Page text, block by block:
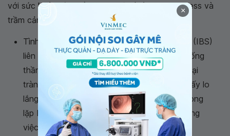
với sức khỏe tâm thần, đặc biệt là tình trạng stress và
trầm cảm:
Tình trạng stress: Hội chứng ruột kích thích (IBS)
liên quan mật thiết đến hoạt động của hệ thống
thần kinh trung ương đối với các cơ thắt ở đại
tràng. Người bệnh IBS thường xuyên cảm thấy lo
lắng và căng thẳng quá mức, tạo nên một vòng
lặp bệnh lý khó kiểm soát, gây khó khăn trong
việc điều trị IBS.
×